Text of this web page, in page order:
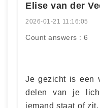
Elise van der
2026-01-21 11:16:05
Count answers : 6
Je gezicht is een
delen van je
iemand staat of